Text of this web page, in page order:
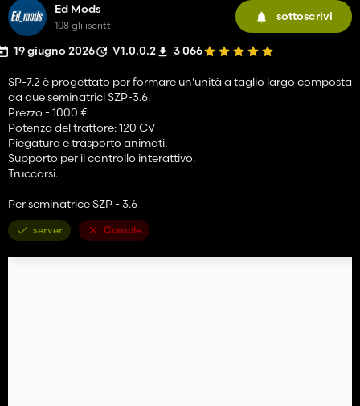
Ed Mods
108 gli iscritti
sottoscrivi
19 giugno 2026 V1.0.0.2 3 066
SP-7.2 è progettato per formare un'unità a taglio largo composta
da due seminatrici SZP-3.6.
Prezzo - 1000 €.
Potenza del trattore: 120 CV
Piegatura e trasporto animati.
Supporto per il controllo interattivo.
Truccarsi.
Per seminatrice SZP - 3.6
server Console